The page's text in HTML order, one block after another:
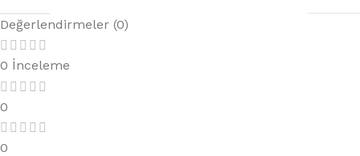
Değerlendirmeler (0)
0 İnceleme
0
0